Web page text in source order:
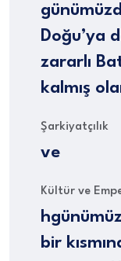
Doğu’ya
zararlı
kalmış
Şarkiyatçılık
ve
Kültür ve
bir